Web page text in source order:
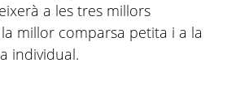
a les tres millors
millor comparsa petita i a la
individual.